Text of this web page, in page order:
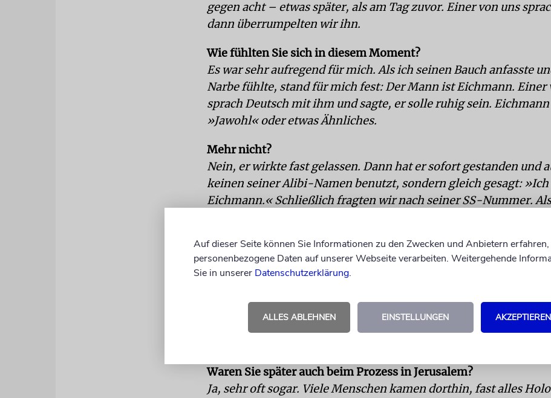
gegen acht – etwas später, als am Tag zuvor. Einer von uns
dann überrumpelten wir ihn.
Wie fühlten Sie sich in diesem Moment?
Es war sehr aufregend für mich. Als ich seinen Bauch anfasste
Narbe fühlte, stand für mich fest: Der Mann ist Eichmann. Einer
sprach Deutsch mit ihm und sagte, er solle ruhig sein.
»Jawohl« oder etwas Ähnliches.
Mehr nicht?
Nein, er wirkte fast gelassen. Dann hat er sofort gestanden und
keinen seiner Alibi-Namen benutzt, sondern gleich gesagt:
Eichmann.« Schließlich fragten wir nach seiner SS-Nummer.
Wie lange vorher hatten Sie die Festnahme im Detail geplant?
Zwei Monate.
Ja, die Vorbereitungen in Israel selbst, das Aufspüren Eichmanns,
Waren Sie später auch beim Prozess in Jerusalem?
Ja, sehr oft sogar. Viele Menschen kamen dorthin, fast alles
Auf dieser Seite können Sie Informationen zu den Zwecken und Anbietern
personenbezogene Daten auf unserer Webseite verarbeiten. Weitergehende
Sie in unserer Datenschutzerklärung.
ALLES ABLEHNEN EINSTELLUNGEN AKZEPTIEREN